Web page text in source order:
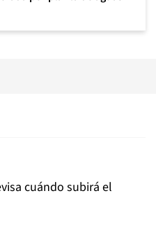
cuándo subirá el